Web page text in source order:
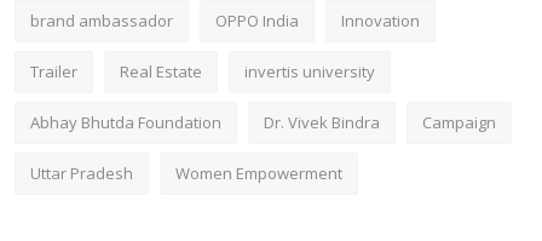
brand ambassador OPPO India Innovation
Trailer Real Estate invertis university
Abhay Bhutda Foundation Dr. Vivek Bindra Campaign
Uttar Pradesh Women Empowerment